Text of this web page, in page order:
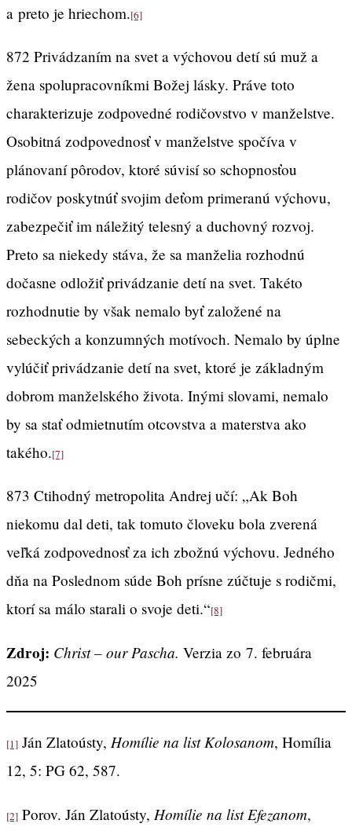
a preto je hriechom.[6]
872 Privádzaním na svet a výchovou detí sú muž a
žena spolupracovníkmi Božej lásky. Práve toto
charakterizuje zodpovedné rodičovstvo v manželstve.
Osobitná zodpovednosť v manželstve spočíva v
plánovaní pôrodov, ktoré súvisí so schopnosťou
rodičov poskytnúť svojim deťom primeranú výchovu,
zabezpečiť im náležitý telesný a duchovný rozvoj.
Preto sa niekedy stáva, že sa manželia rozhodnú
dočasne odložiť privádzanie detí na svet. Takéto
rozhodnutie by však nemalo byť založené na
sebeckých a konzumných motívoch. Nemalo by úplne
vylúčiť privádzanie detí na svet, ktoré je základným
dobrom manželského života. Inými slovami, nemalo
by sa stať odmietnutím otcovstva a materstva ako
takého.[7]
873 Ctihodný metropolita Andrej učí: „Ak Boh
niekomu dal deti, tak tomuto človeku bola zverená
veľká zodpovednosť za ich zbožnú výchovu. Jedného
dňa na Poslednom súde Boh prísne zúčtuje s rodičmi,
ktorí sa málo starali o svoje deti.“[8]
Zdroj: Christ – our Pascha. Verzia zo 7. februára
2025
[1] Ján Zlatoústy, Homílie na list Kolosanom, Homília
12, 5: PG 62, 587.
[2] Porov. Ján Zlatoústy, Homílie na list Efezanom,